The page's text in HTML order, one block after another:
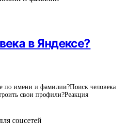
в Яндексе?
по имени и фамилии?Поиск человека
свои профили?Реакция